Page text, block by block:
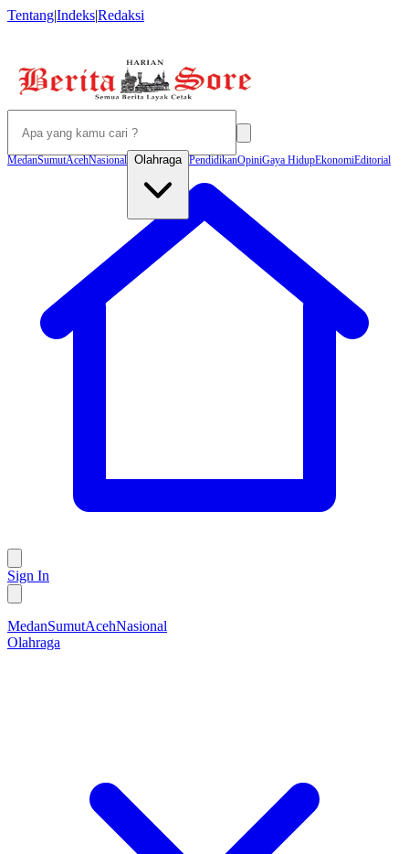
Tentang|Indeks|Redaksi
MedanSumutAcehNasional Olahraga PendidikanOpiniGaya HidupEkonomiEditorial
Sign In
MedanSumutAcehNasional
Olahraga